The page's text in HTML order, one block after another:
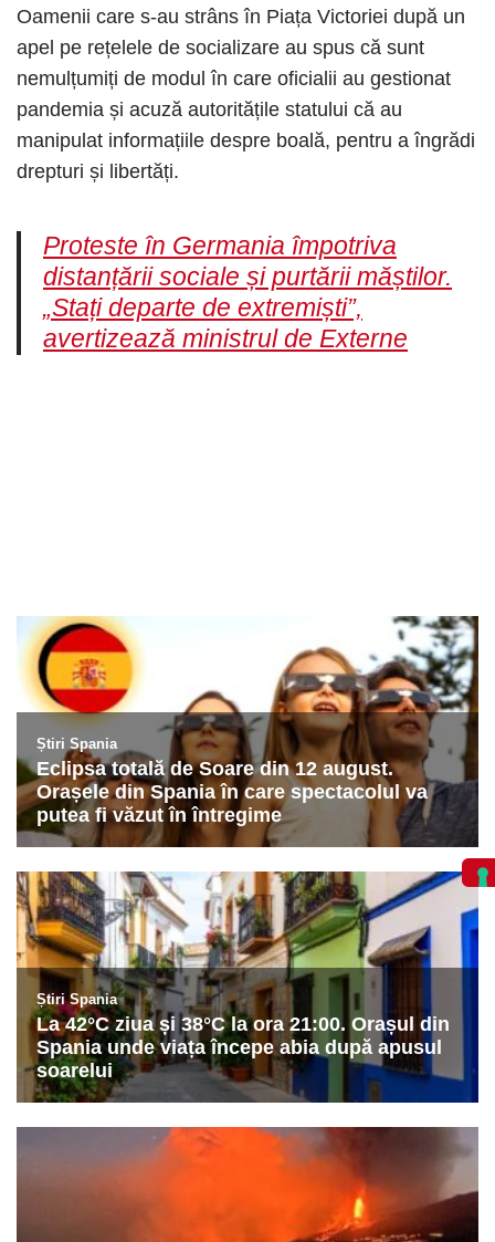
Oamenii care s-au strâns în Piața Victoriei după un
apel pe rețelele de socializare au spus că sunt
nemulțumiți de modul în care oficialii au gestionat
pandemia și acuză autoritățile statului că au
manipulat informațiile despre boală, pentru a îngrădi
drepturi și libertăți.
Proteste în Germania împotriva
distanțării sociale și purtării măștilor.
„Stați departe de extremiști”,
avertizează ministrul de Externe